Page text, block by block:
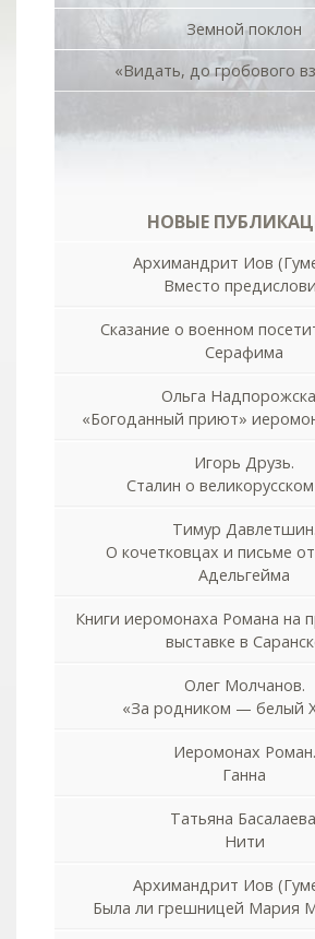
Земной поклон
«Видать, до гробового
НОВЫЕ
Архимандрит Иов
Вместо
Сказание о военном
Серафима
Ольга
«Богоданный приют»
Игорь Друзь.
Сталин о
Тимур Давлетшин.
О кочетковцах и письме
Адельгейма
Книги иеромонаха Романа на
выставке в
Олег Молчанов.
«За родником — белый
Иеромонах Роман.
Ганна
Татьяна
Нити
Архимандрит Иов
Была ли грешницей Мария